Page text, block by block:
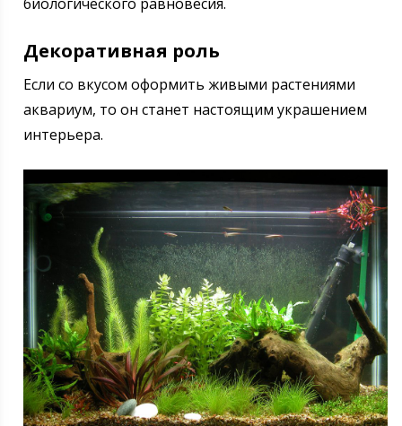
Декоративная роль
Если со вкусом оформить живыми растениями
аквариум, то он станет настоящим украшением
интерьера.